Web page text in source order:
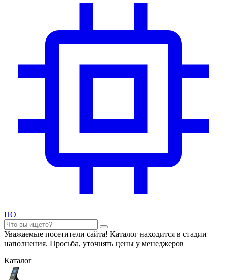
ПО
Уважаемые посетители сайта! Каталог находится в стадии
наполнения. Просьба, уточнять цены у менеджеров
Каталог